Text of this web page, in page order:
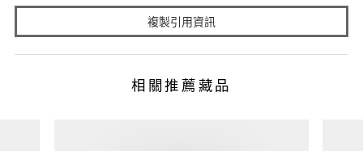
複製引用資訊
相關推薦藏品